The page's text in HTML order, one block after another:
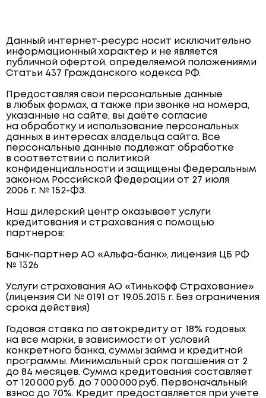
Данный интернет-ресурс носит исключительно
информационный характер и не является
публичной офертой, определяемой положениями
Статьи 437 Гражданского кодекса РФ.
Предоставляя свои персональные данные
в любых формах, а также при звонке на номера,
указанные на сайте, вы даёте согласие
на обработку и использование персональных
данных в интересах владельца сайта. Все
персональные данные подлежат обработке
в соответствии с политикой
конфиденциальности и защищены Федеральным
законом Российской Федерации от 27 июля
2006 г. № 152-ФЗ.
Наш дилерский центр оказывает услуги
кредитования и страхования с помощью
партнеров:
Банк-партнер АО «Альфа-банк», лицензия ЦБ РФ
№ 1326
Услуги страхования АО «Тинькофф Страхование»
(лицензия СИ № 0191 от 19.05.2015 г. Без ограничения
срока действия)
Годовая ставка по автокредиту от 18% годовых
на все марки, в зависимости от условий
конкретного банка, суммы займа и кредитной
программы. Минимальный срок погашения от 2
до 84 месяцев. Сумма кредитования составляет
от 120 000 руб. до 7 000 000 руб. Первоначальный
взнос до 70%. Кредит предоставляется при учете